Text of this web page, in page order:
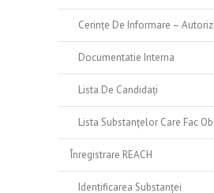
Cerințe De Informare –
Documentatie Interna
Lista De Candidați
Lista Substanțelor Care Fac
Înregistrare REACH
Identificarea Substanței